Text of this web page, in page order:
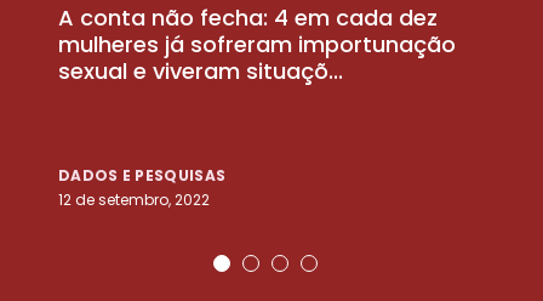
A conta não fecha: 4 em cada dez
mulheres já sofreram importunação
sexual e viveram situaçõ...
DADOS E PESQUISAS
12 de setembro, 2022